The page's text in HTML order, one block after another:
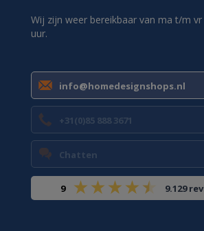
Wij zijn weer bereikbaar van ma t/m
uur.
info@homedesignshops.nl
+31(0)85 888 3671
Chatten
9 9.129